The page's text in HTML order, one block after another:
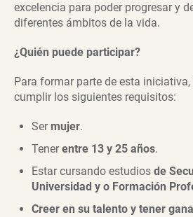
excelencia para poder progresar y
diferentes ámbitos de la vida.
¿Quién puede participar?
Para formar parte de esta
cumplir los siguientes requisitos:
Ser mujer.
Tenerentre 13 y 25 años.
Estar cursando estudios de
Universidad y o Formación
Creer en su talento y tener